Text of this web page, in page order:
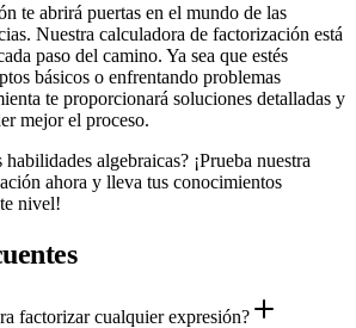
te abrirá puertas en el mundo de las
Nuestra calculadora de factorización está
paso del camino. Ya sea que estés
básicos o enfrentando problemas
te proporcionará soluciones detalladas y
mejor el proceso.
algebraicas? ¡Prueba nuestra
ahora y lleva tus conocimientos
nivel!
factorizar cualquier expresión?